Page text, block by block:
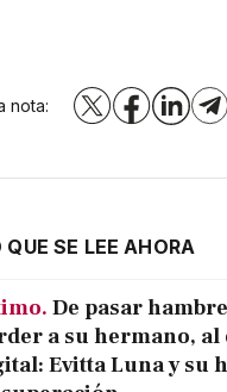
nota: X Facebook
QUE SE LEE AHORA
De pasar
a su hermano, al
Evitta Luna y su